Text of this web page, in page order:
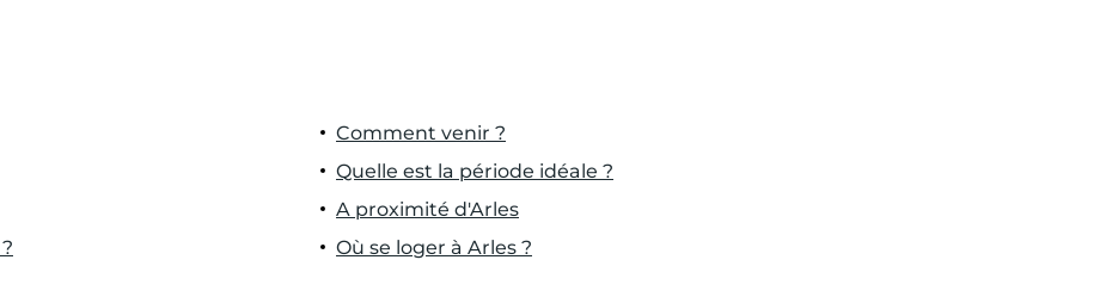
Comment venir ?
Quelle est la période idéale ?
A proximité d'Arles
Où se loger à Arles ?